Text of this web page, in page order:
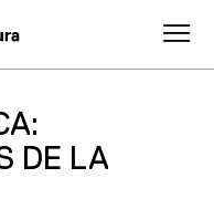
DE LA